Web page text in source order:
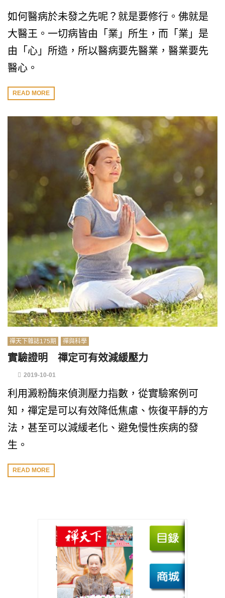
如何醫病於未發之先呢？就是要修行。佛就是
大醫王。一切病皆由「業」所生，而「業」是
由「心」所造，所以醫病要先醫業，醫業要先
醫心。
READ MORE
禪天下雜誌175期 禪與科學
實驗證明 禪定可有效減緩壓力
2019-10-01
利用澱粉酶來偵測壓力指數，從實驗案例可
知，禪定是可以有效降低焦慮、恢復平靜的方
法，甚至可以減緩老化、避免慢性疾病的發
生。
READ MORE